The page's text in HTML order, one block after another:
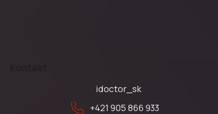
+421 905 866 933
idoctor_sk